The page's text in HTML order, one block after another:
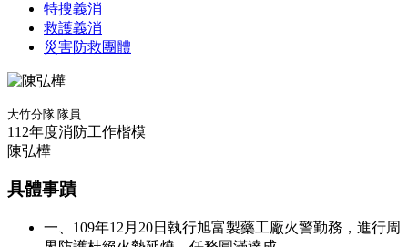
特搜義消
救護義消
災害防救團體
大竹分隊 隊員
112年度消防工作楷模
陳弘樺
具體事蹟
一、109年12月20日執行旭富製藥工廠火警勤務，進行周